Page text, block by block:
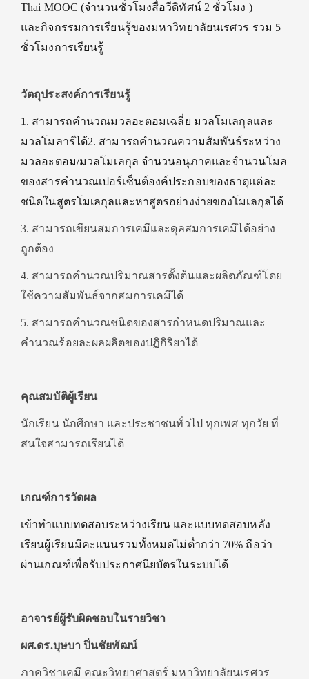
Thai MOOC (จำนวนชั่วโมงสื่อวีดิทัศน์ 2 ชั่วโมง )
และกิจกรรมการเรียนรู้ของมหาวิทยาลัยนเรศวร รวม 5
ชั่วโมงการเรียนรู้
วัตถุประสงค์การเรียนรู้
1. สามารถคํานวณมวลอะตอมเฉลี่ย มวลโมเลกุลและ
มวลโมลาร์ได้2. สามารถคำนวณความสัมพันธ์ระหว่าง
มวลอะตอม/มวลโมเลกุล จำนวนอนุภาคและจำนวนโมล
ของสารคำนวณเปอร์เซ็นต์องค์ประกอบของธาตุแต่ละ
ชนิดในสูตรโมเลกุลและหาสูตรอย่างง่ายของโมเลกุลได้
3. สามารถเขียนสมการเคมีและดุลสมการเคมีได้อย่าง
ถูกต้อง
4. สามารถคำนวณปริมาณสารตั้งต้นและผลิตภัณฑ์โดย
ใช้ความสัมพันธ์จากสมการเคมีได้
5. สามารถคำนวณชนิดของสารกำหนดปริมาณและ
คำนวณร้อยละผลผลิตของปฏิกิริยาได้
คุณสมบัติผู้เรียน
นักเรียน นักศึกษา และประชาชนทั่วไป ทุกเพศ ทุกวัย ที่
สนใจสามารถเรียนได้
เกณฑ์การวัดผล
เข้าทำแบบทดสอบระหว่างเรียน และแบบทดสอบหลัง
เรียนผู้เรียนมีคะแนนรวมทั้งหมดไม่ต่ำกว่า 70% ถือว่า
ผ่านเกณฑ์เพื่อรับประกาศนียบัตรในระบบได้
อาจารย์ผู้รับผิดชอบในรายวิชา
ผศ.ดร.บุษบา ปิ่นชัยพัฒน์
ภาควิชาเคมี คณะวิทยาศาสตร์ มหาวิทยาลัยนเรศวร